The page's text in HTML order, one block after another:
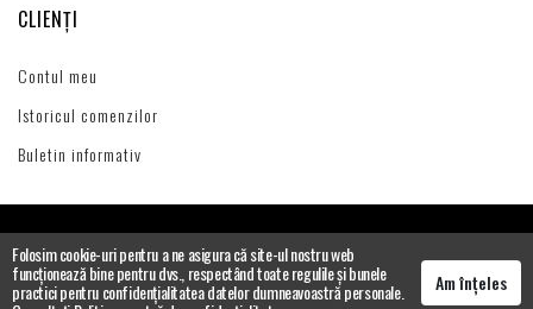
Folosim cookie-uri pentru a ne asigura că site-ul nostru web
funcționează bine pentru dvs., respectând toate regulile și bunele
practici pentru confidențialitatea datelor dumneavoastră personale. Am înțeles
CLIENȚI
Contul meu
Istoricul comenzilor
Buletin informativ